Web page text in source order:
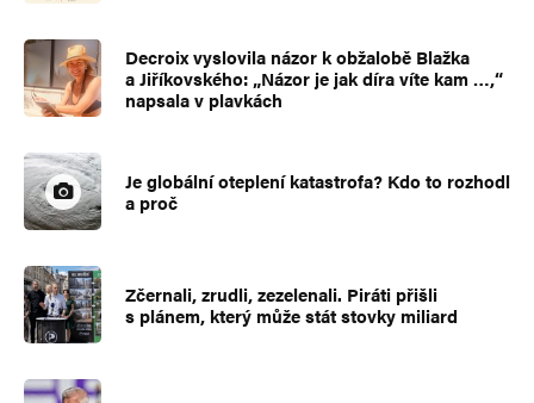
Decroix vyslovila názor k obžalobě Blažka
a Jiříkovského: „Názor je jak díra víte kam …,“
napsala v plavkách
Je globální oteplení katastrofa? Kdo to rozhodl
a proč
Zčernali, zrudli, zezelenali. Piráti přišli
s plánem, který může stát stovky miliard